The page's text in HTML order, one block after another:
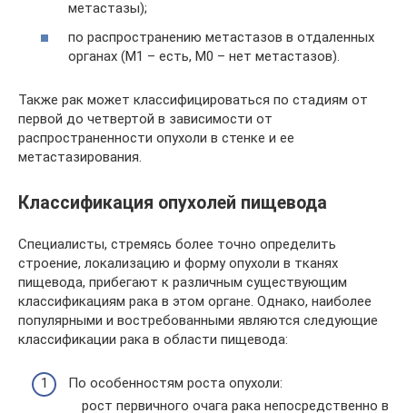
метастазы);
по распространению метастазов в отдаленных
органах (М1 – есть, М0 – нет метастазов).
Также рак может классифицироваться по стадиям от
первой до четвертой в зависимости от
распространенности опухоли в стенке и ее
метастазирования.
Классификация опухолей пищевода
Специалисты, стремясь более точно определить
строение, локализацию и форму опухоли в тканях
пищевода, прибегают к различным существующим
классификациям рака в этом органе. Однако, наиболее
популярными и востребованными являются следующие
классификации рака в области пищевода:
По особенностям роста опухоли:
рост первичного очага рака непосредственно в